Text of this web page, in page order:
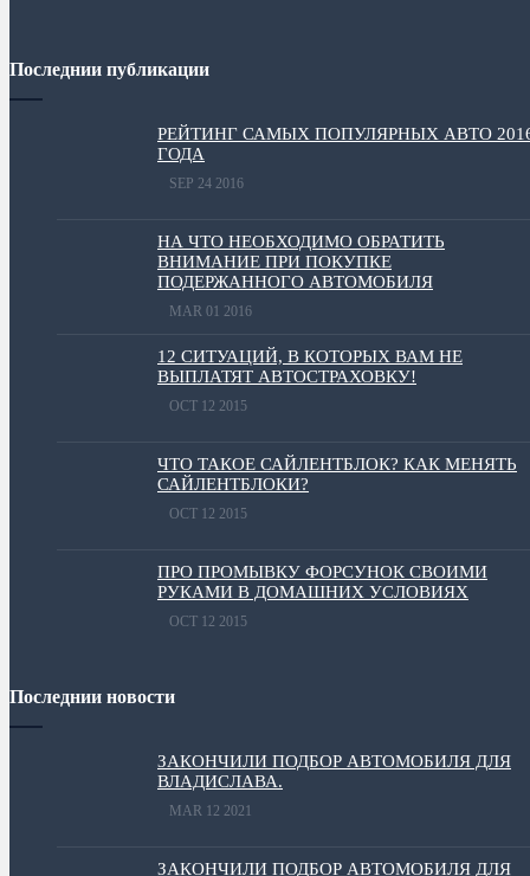
Последнии публикации
РЕЙТИНГ САМЫХ ПОПУЛЯРНЫХ АВТО
ГОДА
SEP 24 2016
НА ЧТО НЕОБХОДИМО ОБРАТИТЬ
ВНИМАНИЕ ПРИ ПОКУПКЕ
ПОДЕРЖАННОГО АВТОМОБИЛЯ
MAR 01 2016
12 СИТУАЦИЙ, В КОТОРЫХ ВАМ НЕ
ВЫПЛАТЯТ АВТОСТРАХОВКУ!
OCT 12 2015
ЧТО ТАКОЕ САЙЛЕНТБЛОК? КАК МЕНЯТЬ
САЙЛЕНТБЛОКИ?
OCT 12 2015
ПРО ПРОМЫВКУ ФОРСУНОК СВОИМИ
РУКАМИ В ДОМАШНИХ УСЛОВИЯХ
OCT 12 2015
Последнии новости
ЗАКОНЧИЛИ ПОДБОР АВТОМОБИЛЯ ДЛЯ
ВЛАДИСЛАВА.
MAR 12 2021
ЗАКОНЧИЛИ ПОДБОР АВТОМОБИЛЯ ДЛЯ